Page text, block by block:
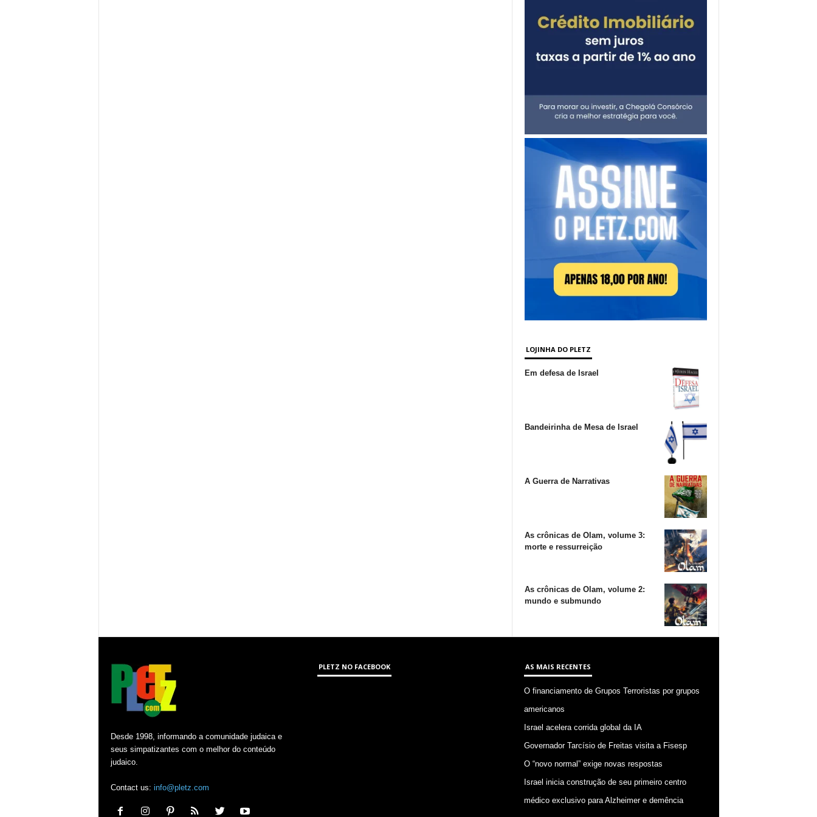
LOJINHA DO PLETZ
Em defesa de Israel
Bandeirinha de Mesa de Israel
A Guerra de Narrativas
As crônicas de Olam, volume 3:
morte e ressurreição
As crônicas de Olam, volume 2:
mundo e submundo
Desde 1998, informando a comunidade judaica e
seus simpatizantes com o melhor do conteúdo
judaico.
Contact us: info@pletz.com
PLETZ NO FACEBOOK AS MAIS RECENTES
O financiamento de Grupos Terroristas por grupos
americanos
Israel acelera corrida global da IA
Governador Tarcísio de Freitas visita a Fisesp
O “novo normal” exige novas respostas
Israel inicia construção de seu primeiro centro
médico exclusivo para Alzheimer e demência